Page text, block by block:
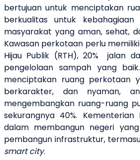
bertujuan untuk menciptakan
berkualitas untuk kebahagiaan
masyarakat yang aman, sehat,
Kawasan perkotaan perlu
Hijau Publik (RTH), 20% jalan
pengelolaan sampah yang
menciptakan ruang perkotaan
berkarakter, dan nyaman,
mengembangkan ruang-ruang
sekurangnya 40%. Kementerian
dalam membangun negeri
pembangun infrastruktur,
smart city.